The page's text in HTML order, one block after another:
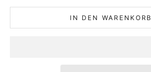
IN DEN WARENKORB